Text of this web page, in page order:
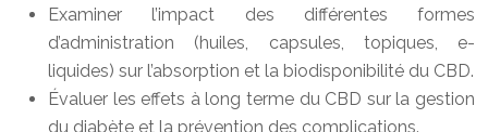
Examiner l’impact des différentes formes
d’administration (huiles, capsules, topiques, e-
liquides) sur l’absorption et la biodisponibilité du CBD.
Évaluer les effets à long terme du CBD sur la gestion
du diabète et la prévention des complications.